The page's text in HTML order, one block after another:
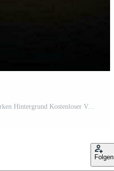
Orange Blitz und Donner bewirken Hintergrund Kostenloser Vektor
Folgen